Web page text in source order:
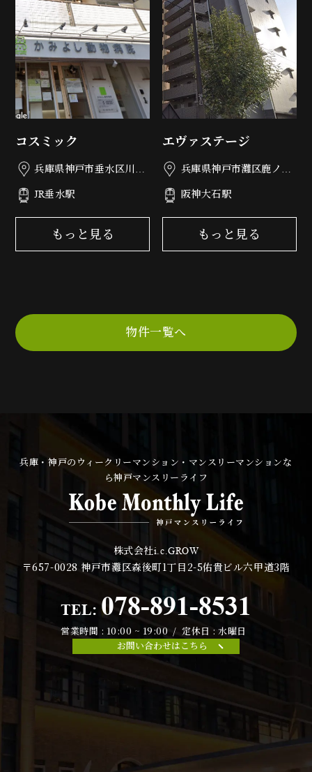
コスミック
兵庫県神戸市垂水区川原
JR垂水駅
もっと見る
エヴァステージ
兵庫県神戸市灘区鹿ノ下
阪神大石駅
もっと見る
物件一覧へ
兵庫・神戸のウィークリーマンション・マンスリーマンションな
ら神戸マンスリーライフ
株式会社i.c.GROW
〒657-0028神戸市灘区森後町1丁目2-5佑貴ビル六甲道3階
TEL: 078-891-8531
営業時間 : 10:00 ~ 19:00 / 定休日 : 水曜日
お問い合わせはこちら